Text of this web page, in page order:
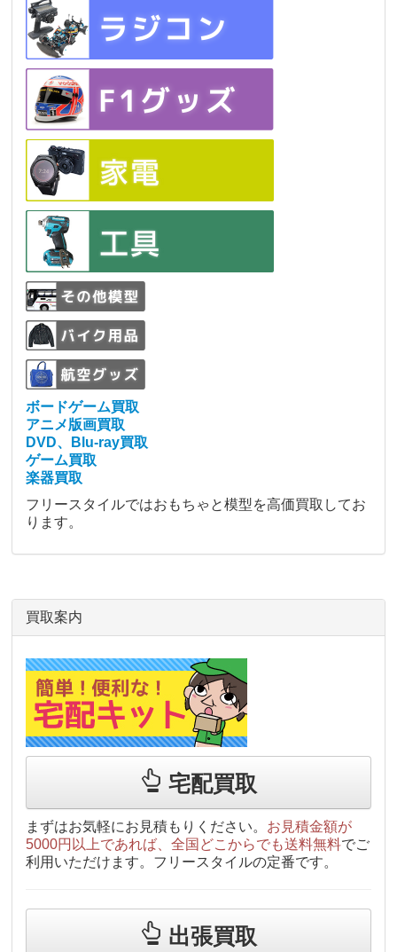
ボードゲーム買取
アニメ版画買取
DVD、Blu-ray買取
ゲーム買取
楽器買取
フリースタイルではおもちゃと模型を高価買取してお
ります。
買取案内
宅配買取
まずはお気軽にお見積もりください。 お見積金額が
5000円以上であれば、全国どこからでも送料無料でご
利用いただけます。フリースタイルの定番です。
出張買取